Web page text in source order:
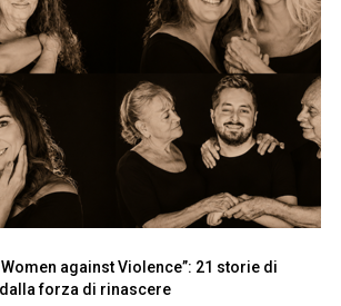
against Violence”: 21 storie di
forza di rinascere